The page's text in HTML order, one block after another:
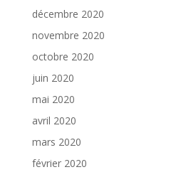
décembre 2020
novembre 2020
octobre 2020
juin 2020
mai 2020
avril 2020
mars 2020
février 2020